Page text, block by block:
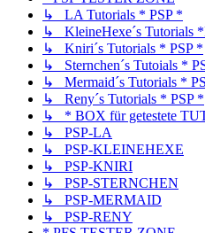
↳ LA Tutorials * PSP *
↳ KleineHexe´s Tutorials
↳ Kniri´s Tutorials * PSP *
↳ Sternchen´s Tutoials *
↳ Mermaid´s Tutorials *
↳ Reny´s Tutorials * PSP *
↳ * BOX für getestete
↳ PSP-LA
↳ PSP-KLEINEHEXE
↳ PSP-KNIRI
↳ PSP-STERNCHEN
↳ PSP-MERMAID
↳ PSP-RENY